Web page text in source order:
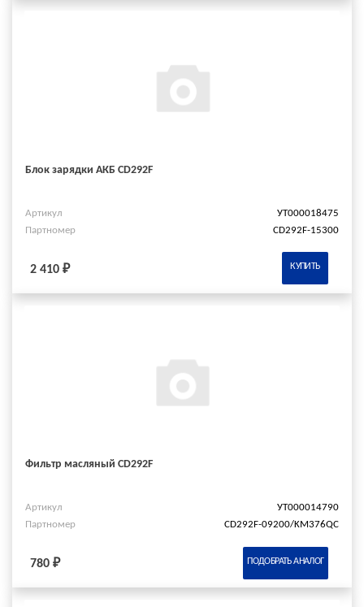
Блок зарядки АКБ CD292F
Артикул
УТ000018475
Партномер
CD292F-15300
2 410 ₽ КУПИТЬ
Фильтр масляный CD292F
Артикул
УТ000014790
Партномер
CD292F-09200/KM376QC
780 ₽ ПОДОБРАТЬ АНАЛОГ